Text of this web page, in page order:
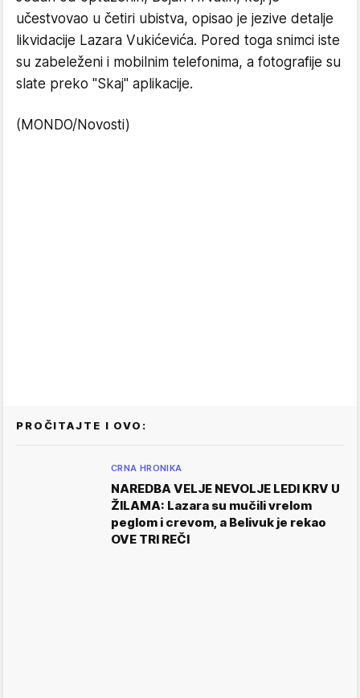
učestvovao u četiri ubistva, opisao je jezive detalje
likvidacije Lazara Vukićevića. Pored toga snimci iste
su zabeleženi i mobilnim telefonima, a fotografije su
slate preko "Skaj" aplikacije.
(MONDO/Novosti)
PROČITAJTE I OVO:
CRNA HRONIKA
NAREDBA VELJE NEVOLJE LEDI KRV U
ŽILAMA: Lazara su mučili vrelom
peglom i crevom, a Belivuk je rekao
OVE TRI REČI